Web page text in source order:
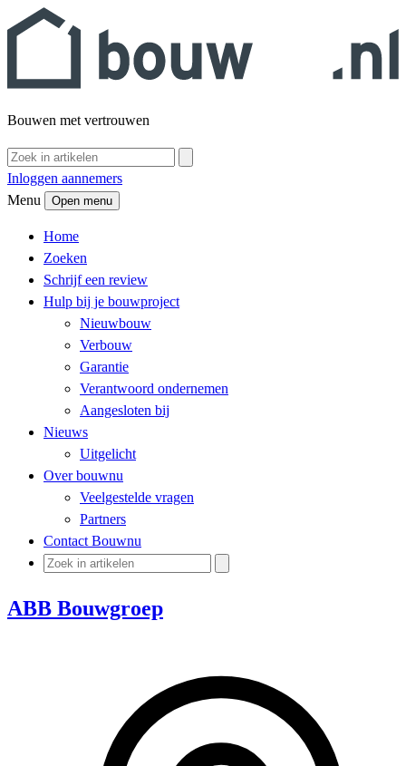
Bouwen met vertrouwen
Inloggen aannemers
Menu
Open menu
Home
Zoeken
Schrijf een review
Hulp bij je bouwproject
Nieuwbouw
Verbouw
Garantie
Verantwoord ondernemen
Aangesloten bij
Nieuws
Uitgelicht
Over bouwnu
Veelgestelde vragen
Partners
Contact Bouwnu
ABB Bouwgroep